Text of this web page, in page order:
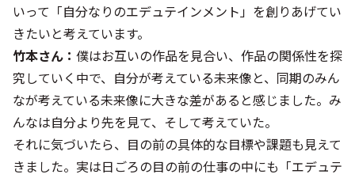
いって「自分なりのエデュテインメント」を創りあげてい
きたいと考えています。
竹本さん： 僕はお互いの作品を見合い、作品の関係性を探
究していく中で、自分が考えている未来像と、同期のみん
なが考えている未来像に大きな差があると感じました。み
んなは自分より先を見て、そして考えていた。
それに気づいたら、目の前の具体的な目標や課題も見えて
きました。実は日ごろの目の前の仕事の中にも「エデュテ